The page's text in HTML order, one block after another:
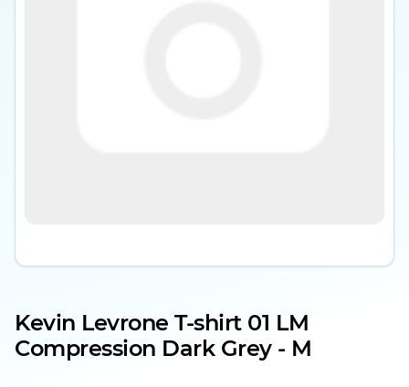
Kevin Levrone T-shirt 01 LM
Compression Dark Grey - M